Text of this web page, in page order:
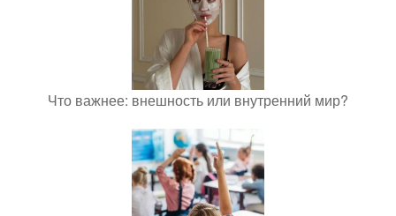
Что важнее: внешность или внутренний мир?